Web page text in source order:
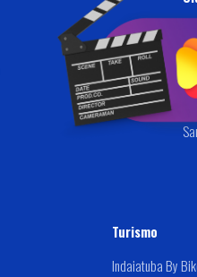
Turismo
Indaiatuba By